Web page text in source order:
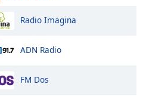
Radio Imagina
ADN Radio
FM Dos